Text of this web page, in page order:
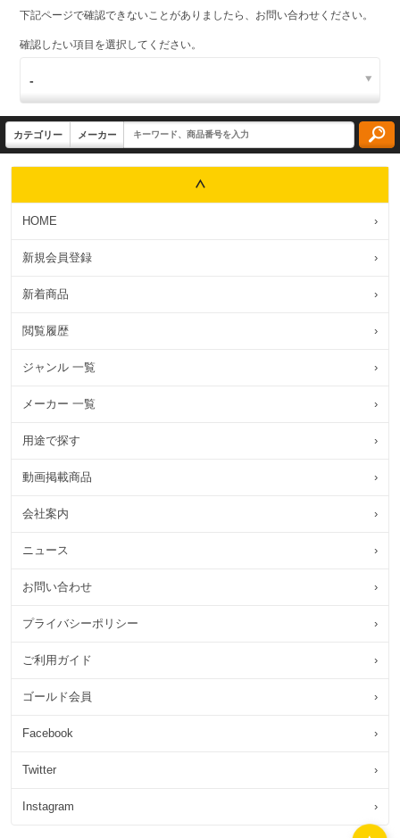
下記ページで確認できないことがありましたら、お問い合わせください。
確認したい項目を選択してください。
HOME ›
新規会員登録 ›
新着商品 ›
閲覧履歴 ›
ジャンル 一覧 ›
メーカー 一覧 ›
用途で探す ›
動画掲載商品 ›
会社案内 ›
ニュース ›
お問い合わせ ›
プライバシーポリシー ›
ご利用ガイド ›
ゴールド会員 ›
Facebook ›
Twitter ›
Instagram ›